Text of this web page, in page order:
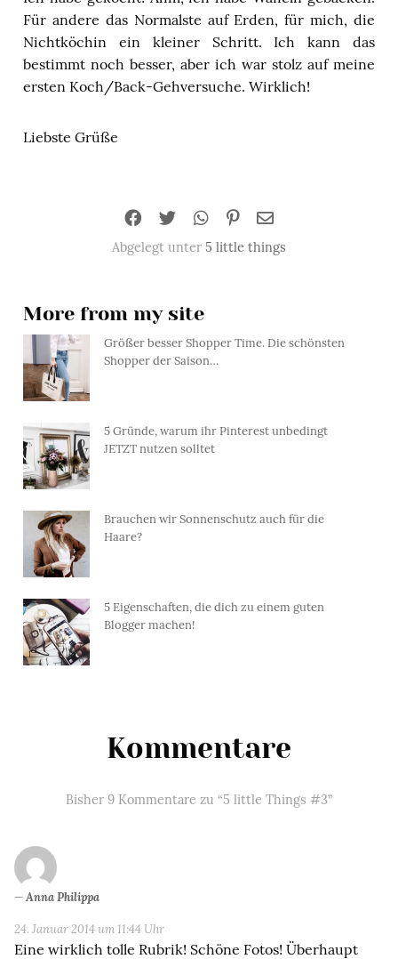
Für andere das Normalste auf Erden, für mich, die
Nichtköchin ein kleiner Schritt. Ich kann das
bestimmt noch besser, aber ich war stolz auf meine
ersten Koch/Back-Gehversuche. Wirklich!
Liebste Grüße
Abgelegt unter 5 little things
More from my site
Größer besser Shopper Time. Die schönsten
Shopper der Saison…
5 Gründe, warum ihr Pinterest unbedingt
JETZT nutzen solltet
Brauchen wir Sonnenschutz auch für die
Haare?
5 Eigenschaften, die dich zu einem guten
Blogger machen!
Kommentare
Bisher 9 Kommentare zu “5 little Things #3”
Anna Philippa
24. Januar 2014 um 11:44 Uhr
Eine wirklich tolle Rubrik! Schöne Fotos! Überhaupt